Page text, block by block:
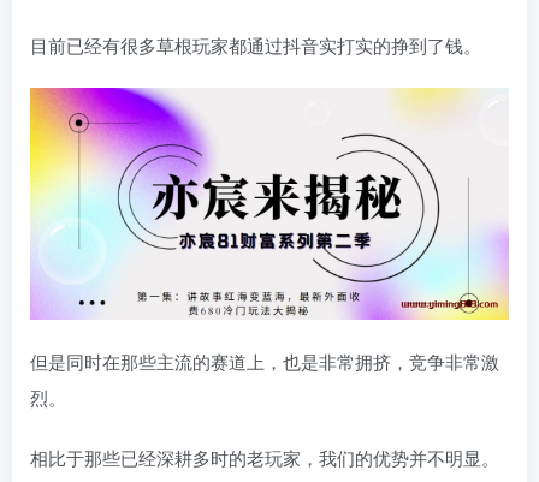
目前已经有很多草根玩家都通过抖音实打实的挣到了钱。
但是同时在那些主流的赛道上，也是非常拥挤，竞争非常激
烈。
相比于那些已经深耕多时的老玩家，我们的优势并不明显。